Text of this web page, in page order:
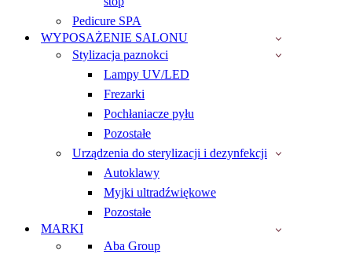
Pedicure SPA
WYPOSAŻENIE SALONU
Stylizacja paznokci
Lampy UV/LED
Frezarki
Pochłaniacze pyłu
Pozostałe
Urządzenia do sterylizacji i dezynfekcji
Autoklawy
Myjki ultradźwiękowe
Pozostałe
MARKI
Aba Group